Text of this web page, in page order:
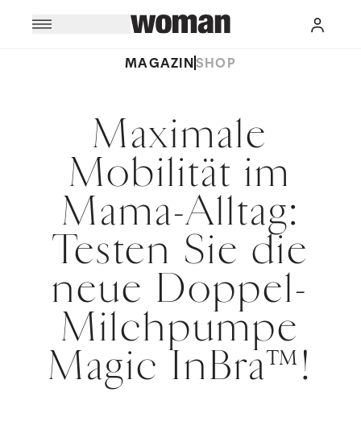
MAGAZINSHOP
Maximale
Mobilität im
Mama-Alltag:
Testen Sie die
neue Doppel-
Milchpumpe
Magic InBra™!